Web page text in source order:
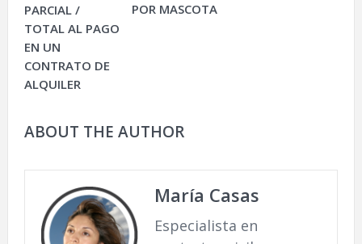
PARCIAL /
TOTAL AL PAGO
EN UN
CONTRATO DE
ALQUILER
POR MASCOTA
ABOUT THE AUTHOR
María Casas
Especialista en